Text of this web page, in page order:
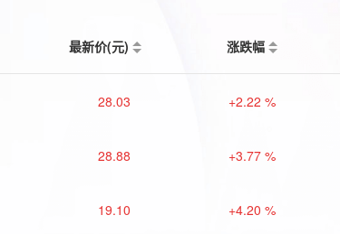
最新价(元) 涨跌幅
28.03 +2.22 %
28.88 +3.77 %
19.10 +4.20 %